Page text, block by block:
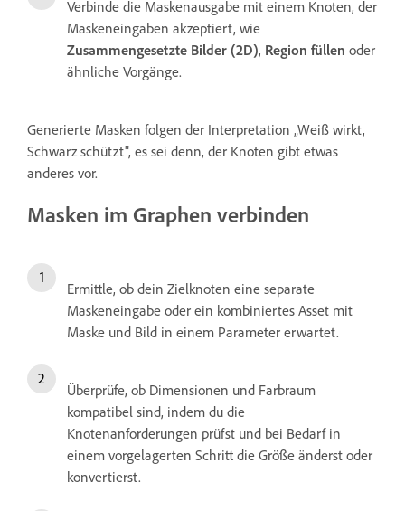
Verbinde die Maskenausgabe mit einem Knoten, der
Maskeneingaben akzeptiert, wie
Zusammengesetzte Bilder (2D), Region füllen oder
ähnliche Vorgänge.
Generierte Masken folgen der Interpretation „Weiß wirkt,
Schwarz schützt", es sei denn, der Knoten gibt etwas
anderes vor.
Masken im Graphen verbinden
Ermittle, ob dein Zielknoten eine separate
Maskeneingabe oder ein kombiniertes Asset mit
Maske und Bild in einem Parameter erwartet.
Überprüfe, ob Dimensionen und Farbraum
kompatibel sind, indem du die
Knotenanforderungen prüfst und bei Bedarf in
einem vorgelagerten Schritt die Größe änderst oder
konvertierst.